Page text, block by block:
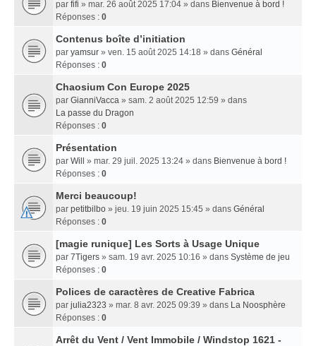
par fifi » mar. 26 août 2025 17:04 » dans Bienvenue à bord !
Réponses : 0
Contenus boîte d’initiation
par yamsur » ven. 15 août 2025 14:18 » dans Général
Réponses : 0
Chaosium Con Europe 2025
par GianniVacca » sam. 2 août 2025 12:59 » dans
La passe du Dragon
Réponses : 0
Présentation
par Will » mar. 29 juil. 2025 13:24 » dans Bienvenue à bord !
Réponses : 0
Merci beaucoup!
par petitbilbo » jeu. 19 juin 2025 15:45 » dans Général
Réponses : 0
[magie runique] Les Sorts à Usage Unique
par 7Tigers » sam. 19 avr. 2025 10:16 » dans Système de jeu
Réponses : 0
Polices de caractères de Creative Fabrica
par julia2323 » mar. 8 avr. 2025 09:39 » dans La Noosphère
Réponses : 0
Arrêt du Vent / Vent Immobile / Windstop 1621 -